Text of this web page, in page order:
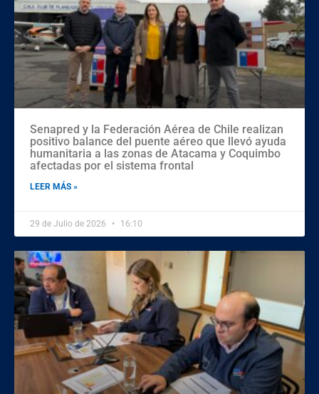
Senapred y la Federación Aérea de Chile realizan
positivo balance del puente aéreo que llevó ayuda
humanitaria a las zonas de Atacama y Coquimbo
afectadas por el sistema frontal
LEER MÁS »
29 de Julio de 2026 16:10